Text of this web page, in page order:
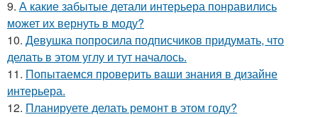
9. А какие забытые детали интерьера понравились
может их вернуть в моду?
10. Девушка попросила подписчиков придумать, что
делать в этом углу и тут началось.
11. Попытаемся проверить ваши знания в дизайне
интерьера.
12. Планируете делать ремонт в этом году?